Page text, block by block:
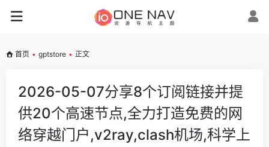
首页 • gptstore • 正文
2026-05-07分享8个订阅链接并提
供20个高速节点,全力打造免费的网
络穿越门户,v2ray,clash机场,科学上